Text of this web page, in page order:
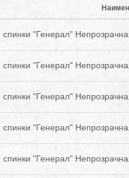
"Генерал"
спинки "Генерал"
"Генерал"
спинки "Генерал"
спинки "Генерал"